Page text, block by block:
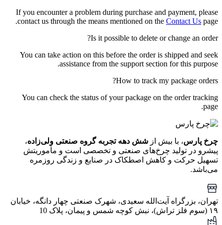
If you encounter a problem during purchase and payment, please
contact us through the means mentioned on the Contact Us page.
Is it possible to delete or change an order?
You can take action on this before the order is shipped and seek
assistance from the support section for this purpose.
How to track my package orders?
You can check the status of your package on the order tracking
page.
چرخ پارس، با بیش از شش دهه تجربه گروه صنعتی ولی‌زاده،
پیشرو در تولید چرخ‌های صنعتی و تخصصی است و مأموریتش
تسهیل حرکت و کاهش اصطکاک در صنایع و زندگی روزمره
می‌باشد.
تهران، بزرگراه آیت‌الله سعیدی، شهرک صنعتی چهار دانگه، خیابان
۱۹ (سوم فلز تراش)، نبش کوچه شمس و پیمان، پلاک 10